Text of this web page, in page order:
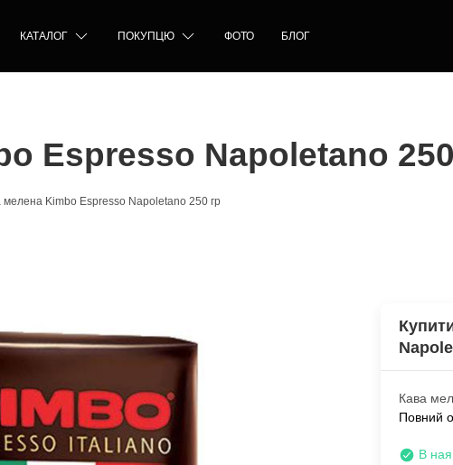
КАТАЛОГ ПОКУПЦЮ ФОТО БЛОГ
Espresso Napoletano
мелена Kimbo Espresso Napoletano 250 гр
Кава
Повний
В